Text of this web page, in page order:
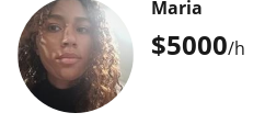
$5000/h
Maria